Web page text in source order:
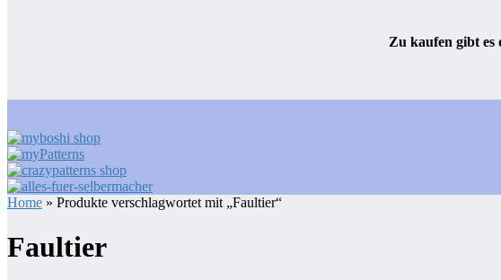
Zu kaufen gibt es
Home » Produkte verschlagwortet mit „Faultier“
Faultier